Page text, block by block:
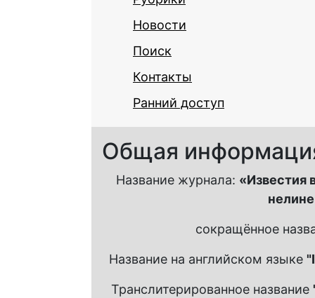
Новости
Поиск
Контакты
Ранний доступ
Общая
Название журнала: «Известия
сокращённое
Название на английском языке
Транслитерированное название